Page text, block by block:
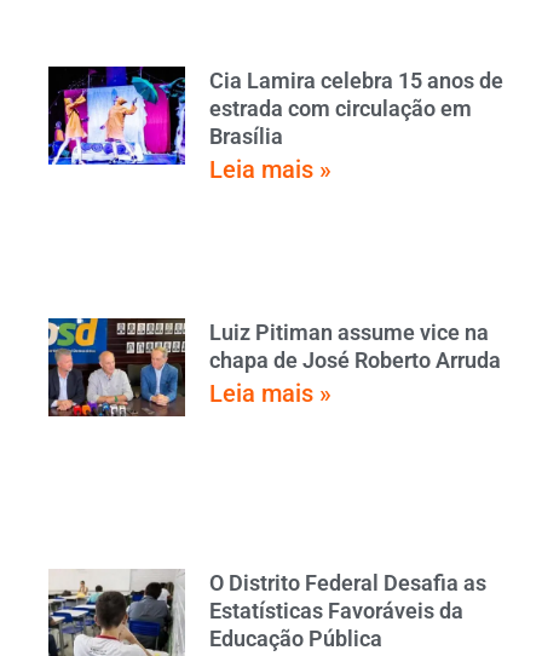
Cia Lamira celebra 15 anos de
estrada com circulação em
Brasília
Leia mais »
Luiz Pitiman assume vice na
chapa de José Roberto Arruda
Leia mais »
O Distrito Federal Desafia as
Estatísticas Favoráveis da
Educação Pública